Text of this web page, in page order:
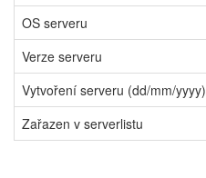
OS serveru
Verze serveru
Vytvoření serveru (dd/mm/yyyy)
Zařazen v serverlistu